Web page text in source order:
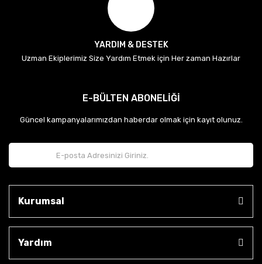
YARDIM & DESTEK
Uzman Ekiplerimiz Size Yardım Etmek için Her zaman Hazırlar
E-BÜLTEN ABONELİĞİ
Güncel kampanyalarımızdan haberdar olmak için kayıt olunuz.
Kurumsal
Yardım